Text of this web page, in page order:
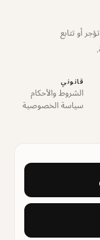
أو تتابع
قانوني
الشروط والأحكام
سياسة الخصوصية